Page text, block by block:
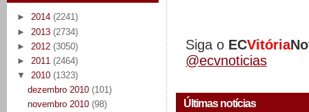
► 2014 (2241)
► 2013 (2734)
► 2012 (3050)
► 2011 (2464)
▼ 2010 (1323)
dezembro 2010 (101)
novembro 2010 (98)
Siga o ECVitória
@ecvnoticias
Últimas notícias